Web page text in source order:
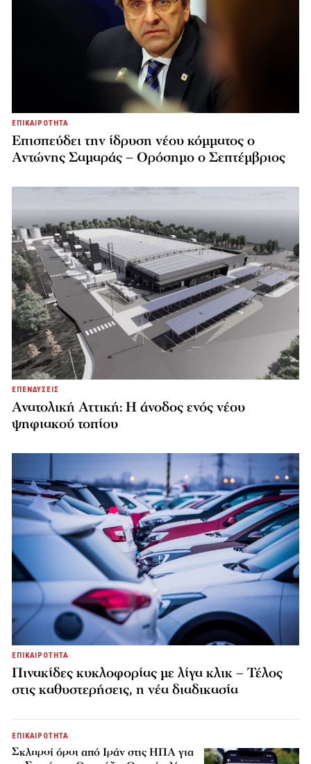
ΕΠΙΚΑΙΡΟΤΗΤΑ
Επισπεύδει την ίδρυση νέου κόμματος o
Αντώνης Σαμαράς – Ορόσημο ο Σεπτέμβριος
ΕΠΕΝΔΥΣΕΙΣ
Ανατολική Αττική: Η άνοδος ενός νέου
ψηφιακού τοπίου
ΕΠΙΚΑΙΡΟΤΗΤΑ
Πινακίδες κυκλοφορίας με λίγα κλικ – Τέλος
στις καθυστερήσεις, η νέα διαδικασία
ΕΠΙΚΑΙΡΟΤΗΤΑ
Σκληροί όροι από Ιράν στις ΗΠΑ για